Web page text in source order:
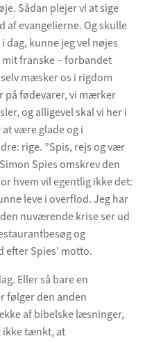
Sådan plejer vi at sige
af evangelierne. Og skulle
kunne jeg vel nøjes
mit franske – forbandet
mæsker os i rigdom
på fødevarer, vi mærker
og alligevel skal vi her i
være glade og i
rige. ”Spis, rejs og vær
Spies omskrev den
hvem vil egentlig ikke det:
leve i overflod. Jeg har
nuværende krise ser ud
og
efter Spies’ motto.
Eller så bare en
følger den anden
af bibelske læsninger,
ikke tænkt, at